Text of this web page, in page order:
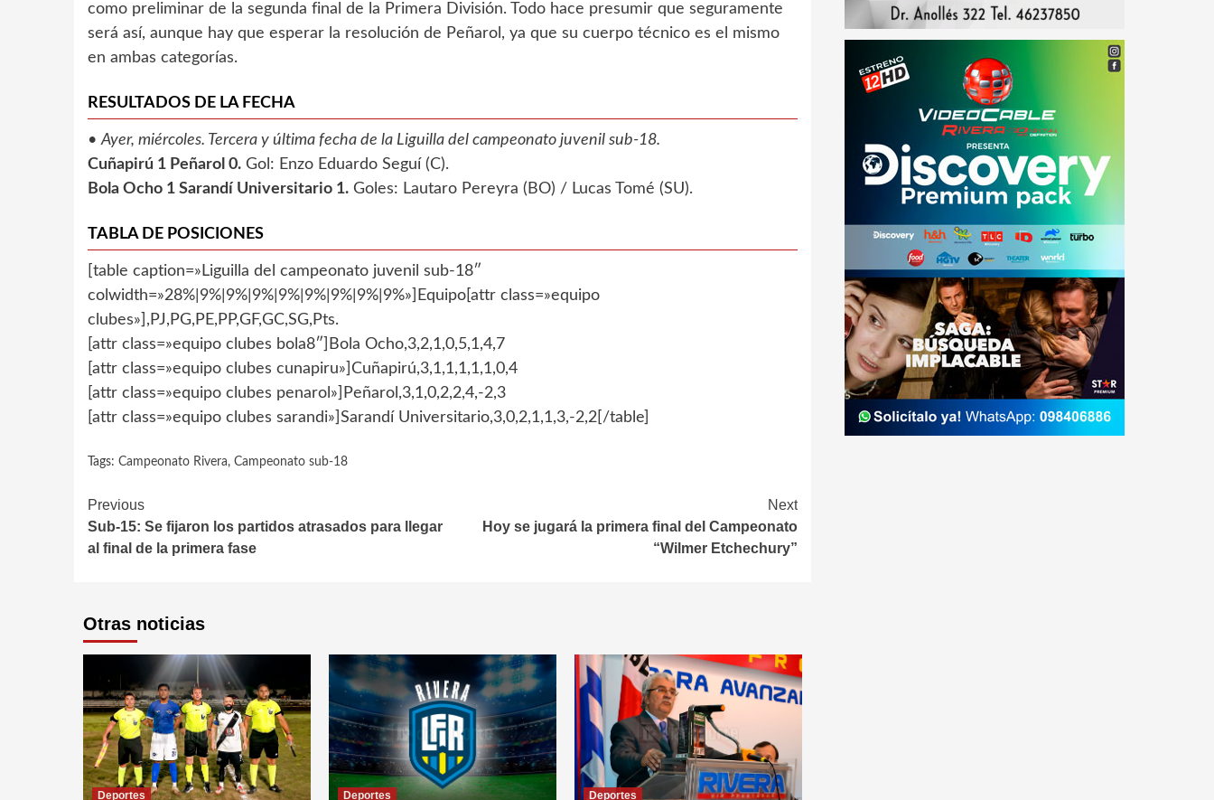
como preliminar de la segunda final de la Primera División. Todo hace presumir que seguramente
será así, aunque hay que esperar la resolución de Peñarol, ya que su cuerpo técnico es el mismo
en ambas categorías.
RESULTADOS DE LA FECHA
•Ayer, miércoles. Tercera y última fecha de la Liguilla del campeonato juvenil sub-18.
Cuñapirú 1 Peñarol 0. Gol: Enzo Eduardo Seguí (C).
Bola Ocho 1 Sarandí Universitario 1. Goles: Lautaro Pereyra (BO) / Lucas Tomé (SU).
TABLA DE POSICIONES
[table caption=»Liguilla del campeonato juvenil sub-18″
colwidth=»28%|9%|9%|9%|9%|9%|9%|9%|9%»]Equipo[attr class=»equipo
clubes»],PJ,PG,PE,PP,GF,GC,SG,Pts.
[attr class=»equipo clubes bola8″]Bola Ocho,3,2,1,0,5,1,4,7
[attr class=»equipo clubes cunapiru»]Cuñapirú,3,1,1,1,1,1,0,4
[attr class=»equipo clubes penarol»]Peñarol,3,1,0,2,2,4,-2,3
[attr class=»equipo clubes sarandi»]Sarandí Universitario,3,0,2,1,1,3,-2,2[/table]
Tags: Campeonato Rivera, Campeonato sub-18
Continue
Reading
Previous
Sub-15: Se fijaron los partidos atrasados para llegar
al final de la primera fase
Next
Hoy se jugará la primera final del Campeonato
“Wilmer Etchechury”
Otras noticias
Deportes Deportes Deportes